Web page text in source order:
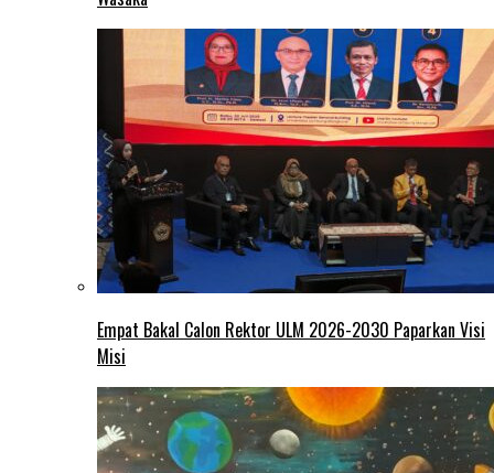
Empat Bakal Calon Rektor ULM 2026-2030 Paparkan Visi
Misi